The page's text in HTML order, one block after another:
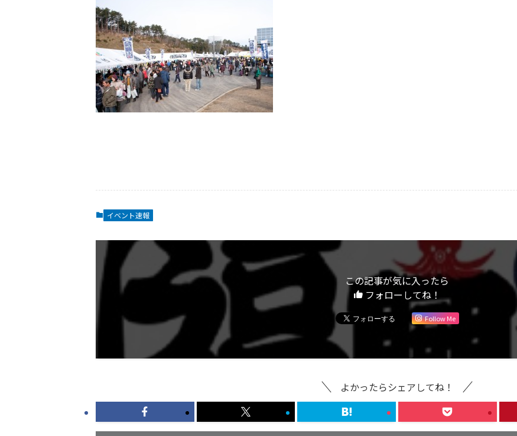
イベント速報
この記事が気に入ったら
フォローしてね！
Follow Me
よかったらシェアしてね！